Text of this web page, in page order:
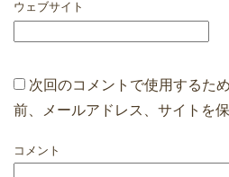
ウェブサイト
次回のコメントで使用するた
前、メールアドレス、サイトを保
コメント